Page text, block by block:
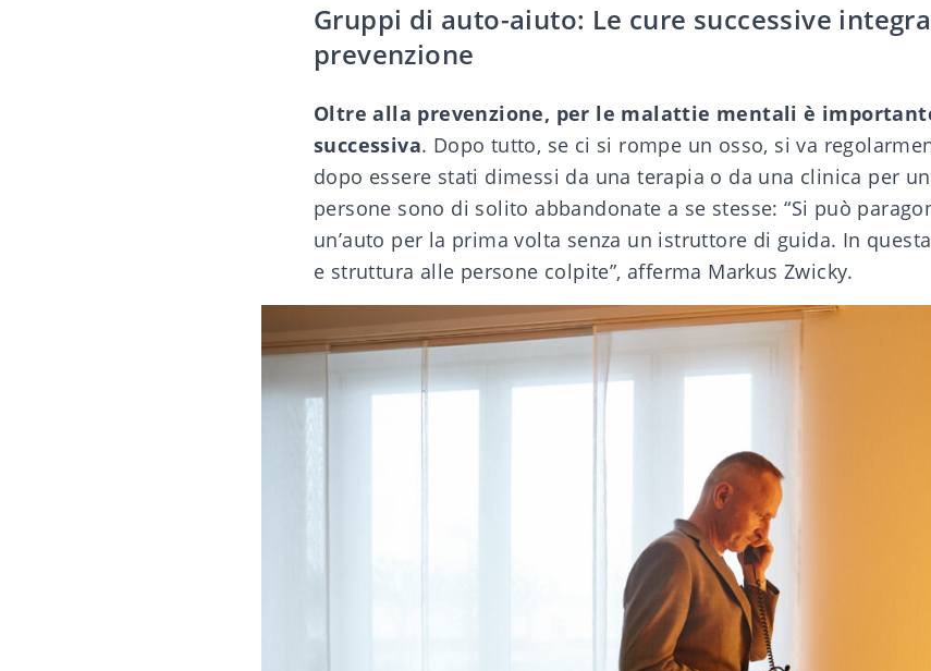
Gruppi di auto-aiuto: Le cure successive
prevenzione
Oltre alla prevenzione, per le malattie mentali è
successiva. Dopo tutto, se ci si rompe un osso, si va
dopo essere stati dimessi da una terapia o da una clinica per
persone sono di solito abbandonate a se stesse: “Si può
un’auto per la prima volta senza un istruttore di guida. In
e struttura alle persone colpite”, afferma Markus Zwicky.